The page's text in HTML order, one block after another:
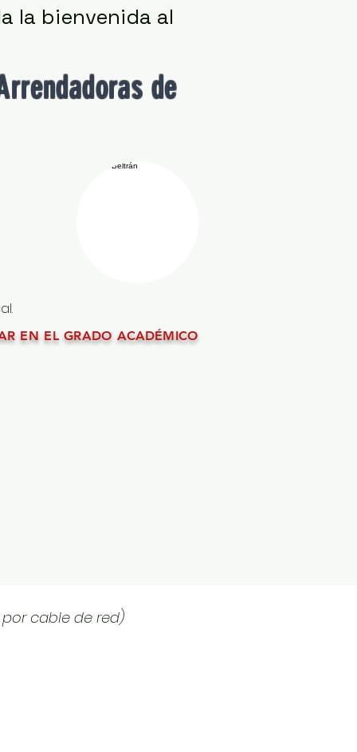
la bienvenida al
de
EN EL GRADO ACADÉMICO
cable de red)